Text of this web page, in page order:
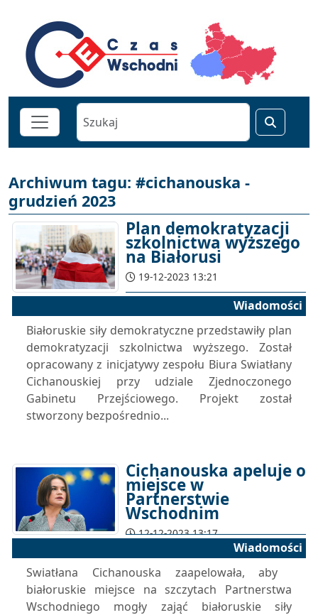
Archiwum tagu: #cichanouska -
grudzień 2023
Plan demokratyzacji
szkolnictwa wyższego
na Białorusi
19-12-2023 13:21
Wiadomości
Białoruskie siły demokratyczne przedstawiły plan
demokratyzacji szkolnictwa wyższego. Został
opracowany z inicjatywy zespołu Biura Swiatłany
Cichanouskiej przy udziale Zjednoczonego
Gabinetu Przejściowego. Projekt został
stworzony bezpośrednio...
Cichanouska apeluje o
miejsce w
Partnerstwie
Wschodnim
12-12-2023 13:17
Wiadomości
Swiatłana Cichanouska zaapelowała, aby ​​
białoruskie miejsce na szczytach Partnerstwa
Wschodniego mogły zająć białoruskie siły